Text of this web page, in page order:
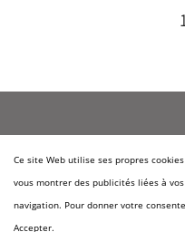
Qui sommes-nous?
Nos marques
Ce site Web utilise ses propres
vous montrer des publicités liées à
navigation. Pour donner votre
Accepter.